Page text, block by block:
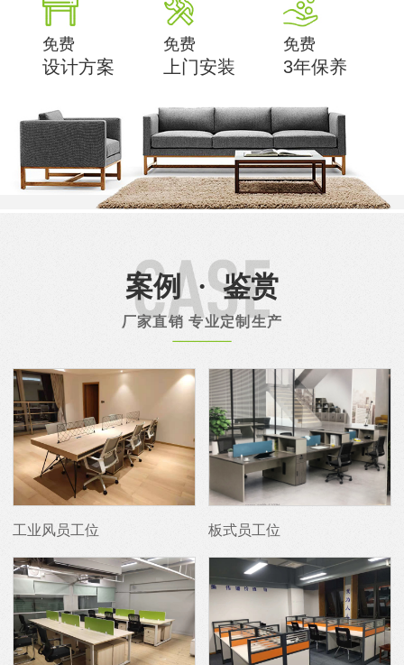
免费
设计方案
免费
上门安装
免费
3年保养
案例 · 鉴赏
厂家直销 专业定制生产
工业风员工位 板式员工位